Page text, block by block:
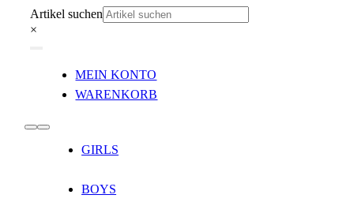
Inhalt
Artikel suchen
×
Navigation
MEIN KONTO
WARENKORB
Toggle
Navigation
GIRLS
BOYS